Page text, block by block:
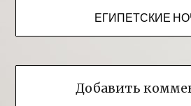
ЕГИПЕТСКИЕ
Добавить